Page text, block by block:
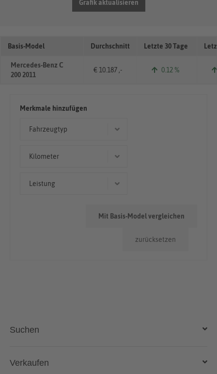
Grafik aktualisieren
Basis-Model Durchschnitt Letzte 30 Tage
Mercedes-Benz C
200 2011
€ 10.187 ,- 0.12 %
Merkmale hinzufügen
Fahrzeugtyp
Kilometer
Leistung
zurücksetzen
Mit Basis-Model vergleichen
Suchen
Auto kaufen
Verkaufen